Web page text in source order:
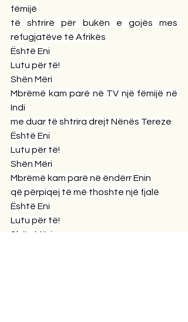
fëmijë
të shtrirë për bukën e gojës mes
refugjatëve të Afrikës
Është Eni
Lutu për të!
Shën Mëri
Mbrëmë kam parë në TV një fëmijë në
Indi
​​me duar të shtrira drejt Nënës Tereze
Është Eni
Lutu për të!
Shën Mëri
Mbrëmë kam parë në ëndërr Enin
që përpiqej të më thoshte një fjalë
Është Eni
Lutu për të!
Shën Mëri